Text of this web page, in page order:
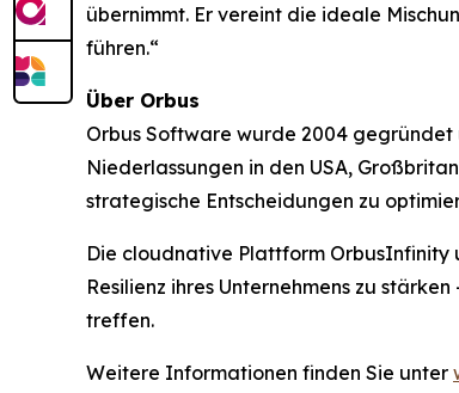
übernimmt. Er vereint die ideale
führen.“
Über Orbus
Orbus Software wurde 2004
Niederlassungen in den USA,
strategische Entscheidungen zu
Die cloudnative Plattform OrbusInfinity
Resilienz ihres Unternehmens zu
treffen.
Weitere Informationen finden Sie unter